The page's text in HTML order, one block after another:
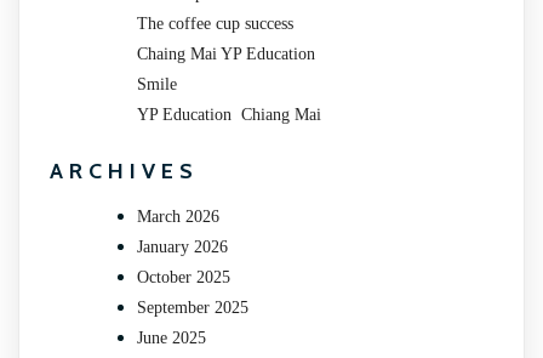
The coffee cup success
Chaing Mai YP Education
Smile
YP Education Chiang Mai
ARCHIVES
March 2026
January 2026
October 2025
September 2025
June 2025